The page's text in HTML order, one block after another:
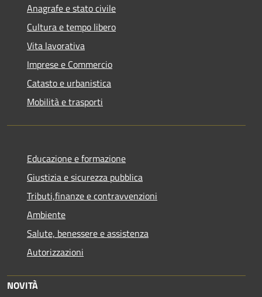
Anagrafe e stato civile
Cultura e tempo libero
Vita lavorativa
Imprese e Commercio
Catasto e urbanistica
Mobilità e trasporti
Educazione e formazione
Giustizia e sicurezza pubblica
Tributi,finanze e contravvenzioni
Ambiente
Salute, benessere e assistenza
Autorizzazioni
NOVITÀ